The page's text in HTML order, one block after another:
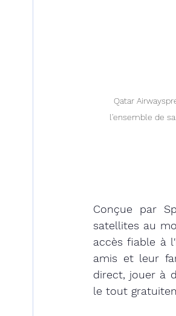
Qatar
l'ensemble de
Conçue par
satellites au
accès fiable à
amis et leur
direct, jouer à
le tout